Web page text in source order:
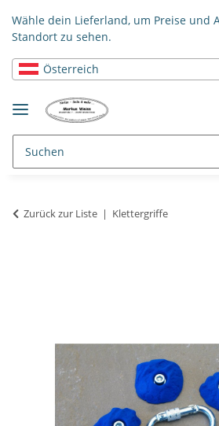
Wähle dein Lieferland, um Preise und
Standort zu sehen.
Österreich
Zurück zur Liste Klettergriffe